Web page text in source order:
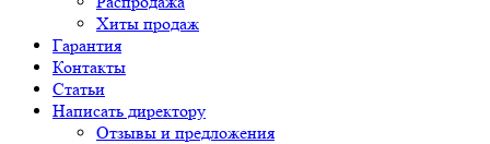
Хиты продаж
Гарантия
Контакты
Статьи
Написать директору
Отзывы и предложения